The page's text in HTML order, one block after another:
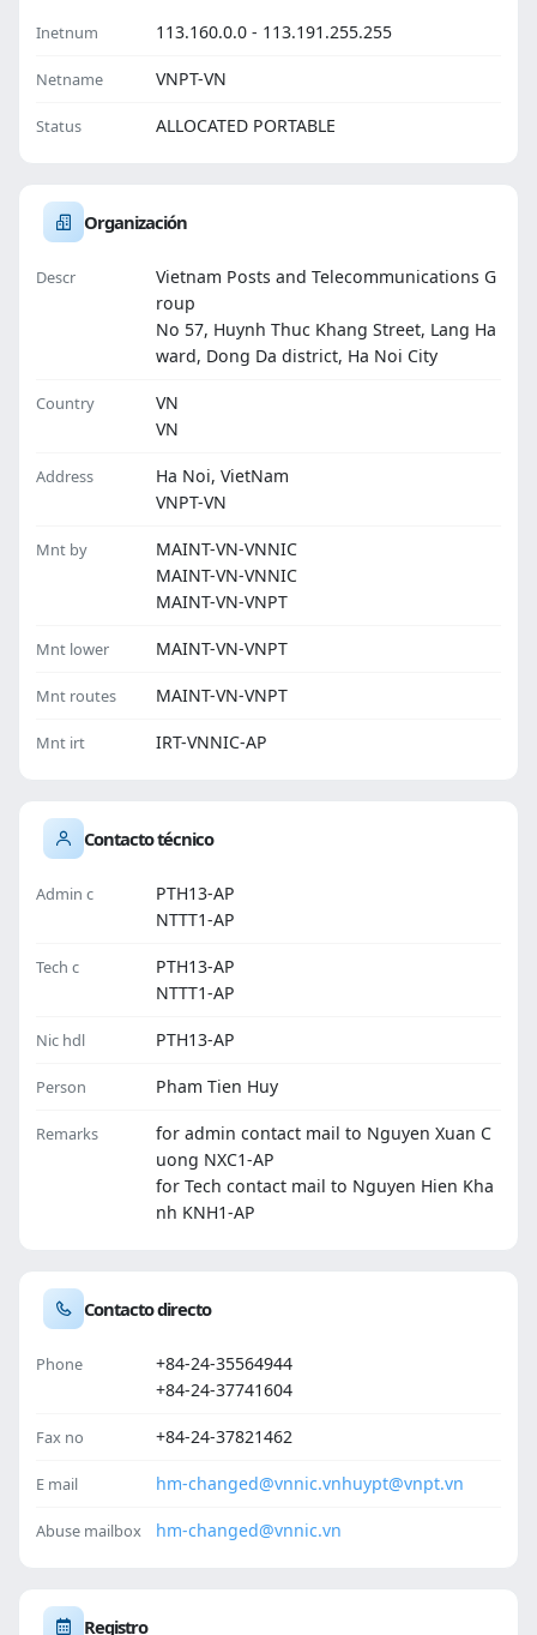
Inetnum 113.160.0.0 - 113.191.255.255
Netname VNPT-VN
Status ALLOCATED PORTABLE
Organización
Descr
Vietnam Posts and Telecommunications G
roup
No 57, Huynh Thuc Khang Street, Lang Ha
ward, Dong Da district, Ha Noi City
Country
VN
VN
Address
Ha Noi, VietNam
VNPT-VN
Mnt by
MAINT-VN-VNNIC
MAINT-VN-VNNIC
MAINT-VN-VNPT
Mnt lower MAINT-VN-VNPT
Mnt routes MAINT-VN-VNPT
Mnt irt IRT-VNNIC-AP
Contacto técnico
Admin c
PTH13-AP
NTTT1-AP
Tech c
PTH13-AP
NTTT1-AP
Nic hdl PTH13-AP
Person Pham Tien Huy
Remarks
for admin contact mail to Nguyen Xuan C
uong NXC1-AP
for Tech contact mail to Nguyen Hien Kha
nh KNH1-AP
Contacto directo
Phone
+84-24-35564944
+84-24-37741604
Fax no +84-24-37821462
E mail hm-changed@vnnic.vnhuypt@vnpt.vn
Abuse mailbox hm-changed@vnnic.vn
Registro